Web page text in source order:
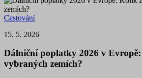
Cestování
15. 5. 2026
Dálniční poplatky 2026 v
vybraných zemích?